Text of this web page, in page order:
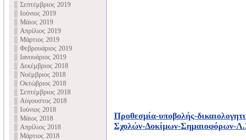
Σεπτέμβριος 2019
Ιούνιος 2019
Μάιος 2019
Απρίλιος 2019
Μάρτιος 2019
Φεβρουάριος 2019
Ιανουάριος 2019
Δεκέμβριος 2018
Νοέμβριος 2018
Οκτώβριος 2018
Σεπτέμβριος 2018
Αύγουστος 2018
Ιούνιος 2018
Μάιος 2018
Απρίλιος 2018
Μάρτιος 2018
Προθεσμία-υποβολής-
Σχολών-Δοκίμων-Σημαιοφόρων-